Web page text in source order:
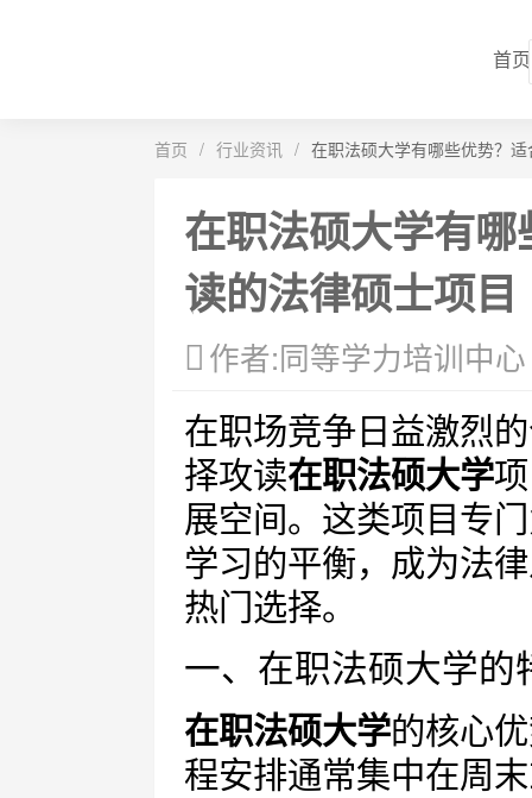
首页
首页 / 行业资讯 / 在职法硕大学有哪些优势？
在职法硕大学有
读的法律硕士项目
作者:同等学力培训中心
在职场竞争日益激烈
择攻读在职法硕大学
展空间。这类项目专
学习的平衡，成为法
热门选择。
一、在职法硕大学的
在职法硕大学的核心
程安排通常集中在周